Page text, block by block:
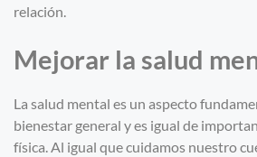
relación.
Mejorar la salud
La salud mental es un aspecto
bienestar general y es igual de
física. Al igual que cuidamos nuestro